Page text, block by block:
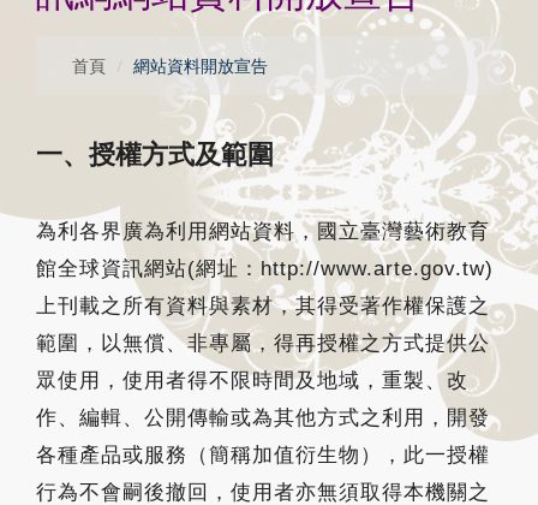
首頁 網站資料開放宣告
一、授權方式及範圍
為利各界廣為利用網站資料，國立臺灣藝術教育
館全球資訊網站(網址：http://www.arte.gov.tw)
上刊載之所有資料與素材，其得受著作權保護之
範圍，以無償、非專屬，得再授權之方式提供公
眾使用，使用者得不限時間及地域，重製、改
作、編輯、公開傳輸或為其他方式之利用，開發
各種產品或服務（簡稱加值衍生物），此一授權
行為不會嗣後撤回，使用者亦無須取得本機關之